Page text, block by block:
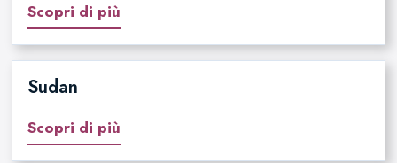
Scopri di più
Sudan
Scopri di più